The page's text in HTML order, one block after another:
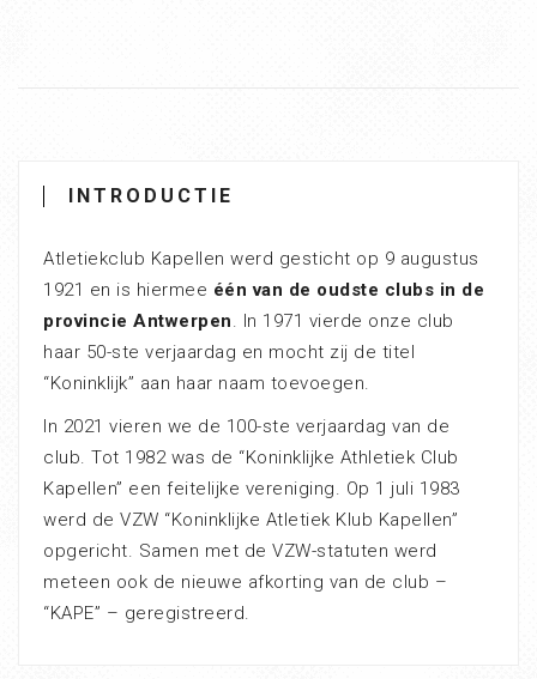
INTRODUCTIE
Atletiekclub Kapellen werd gesticht op 9 augustus
1921 en is hiermee één van de oudste clubs in de
provincie Antwerpen . In 1971 vierde onze club
haar 50-ste verjaardag en mocht zij de titel
“Koninklijk” aan haar naam toevoegen.
In 2021 vieren we de 100-ste verjaardag van de
club. Tot 1982 was de “Koninklijke Athletiek Club
Kapellen” een feitelijke vereniging. Op 1 juli 1983
werd de VZW “Koninklijke Atletiek Klub Kapellen”
opgericht. Samen met de VZW-statuten werd
meteen ook de nieuwe afkorting van de club –
“KAPE” – geregistreerd.